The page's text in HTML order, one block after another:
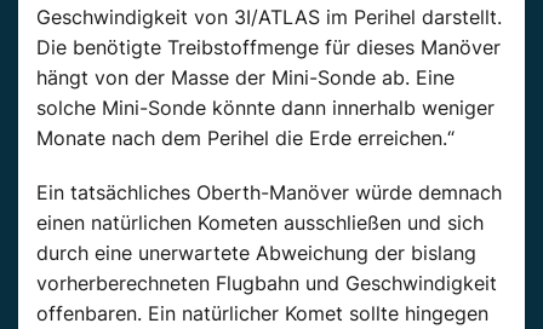
Geschwindigkeit von 3I/ATLAS im Perihel darstellt.
Die benötigte Treibstoffmenge für dieses Manöver
hängt von der Masse der Mini-Sonde ab. Eine
solche Mini-Sonde könnte dann innerhalb weniger
Monate nach dem Perihel die Erde erreichen.“
Ein tatsächliches Oberth-Manöver würde demnach
einen natürlichen Kometen ausschließen und sich
durch eine unerwartete Abweichung der bislang
vorherberechneten Flugbahn und Geschwindigkeit
offenbaren. Ein natürlicher Komet sollte hingegen